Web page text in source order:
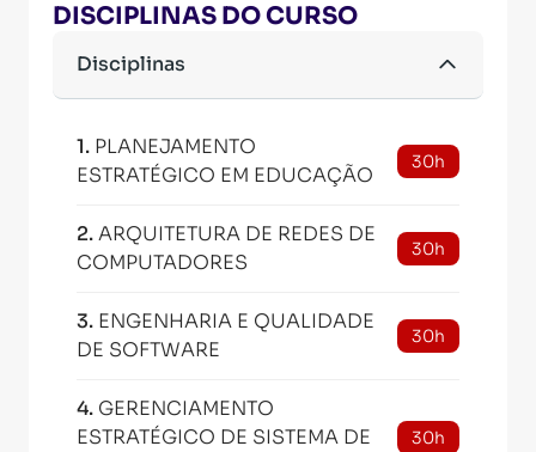
DISCIPLINAS DO CURSO
Disciplinas
1. PLANEJAMENTO
ESTRATÉGICO EM EDUCAÇÃO
30h
2.ARQUITETURA DE REDES DE
COMPUTADORES
30h
3. ENGENHARIA E QUALIDADE
DE SOFTWARE
30h
4. GERENCIAMENTO
ESTRATÉGICO DE SISTEMA DE
30h